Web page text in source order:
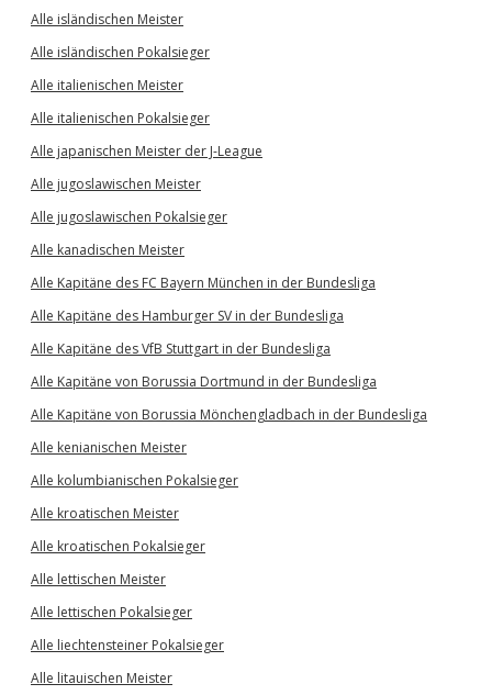
Alle isländischen Meister
Alle isländischen Pokalsieger
Alle italienischen Meister
Alle italienischen Pokalsieger
Alle japanischen Meister der J-League
Alle jugoslawischen Meister
Alle jugoslawischen Pokalsieger
Alle kanadischen Meister
Alle Kapitäne des FC Bayern München in der Bundesliga
Alle Kapitäne des Hamburger SV in der Bundesliga
Alle Kapitäne des VfB Stuttgart in der Bundesliga
Alle Kapitäne von Borussia Dortmund in der Bundesliga
Alle Kapitäne von Borussia Mönchengladbach in der Bundesliga
Alle kenianischen Meister
Alle kolumbianischen Pokalsieger
Alle kroatischen Meister
Alle kroatischen Pokalsieger
Alle lettischen Meister
Alle lettischen Pokalsieger
Alle liechtensteiner Pokalsieger
Alle litauischen Meister